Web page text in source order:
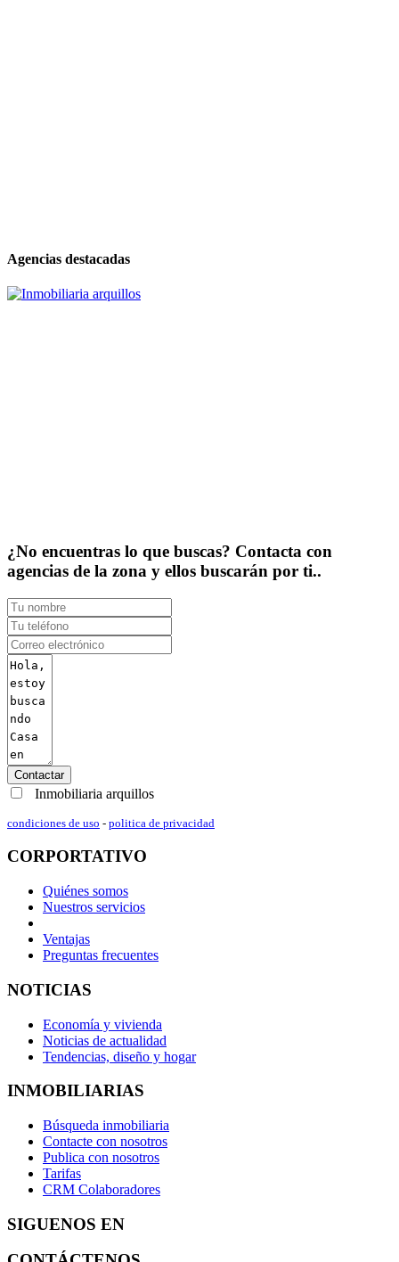
Agencias destacadas
¿No encuentras lo que buscas? Contacta con
agencias de la zona y ellos buscarán por ti..
Contactar
Inmobiliaria arquillos
condiciones de uso - politica de privacidad
CORPORTATIVO
Quiénes somos
Nuestros servicios
Ventajas
Preguntas frecuentes
NOTICIAS
Economía y vivienda
Noticias de actualidad
Tendencias, diseño y hogar
INMOBILIARIAS
Búsqueda inmobiliaria
Contacte con nosotros
Publica con nosotros
Tarifas
CRM Colaboradores
SIGUENOS EN